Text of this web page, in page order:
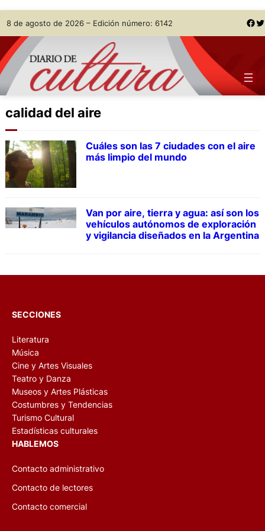
Skip
to
content
8 de agosto de 2026 – Edición número: 6142 Facebook Twitter
calidad del aire
Cuáles son las 7 ciudades con el aire
más limpio del mundo
Van por aire, tierra y agua: así son los
vehículos autónomos de exploración
y vigilancia diseñados en la Argentina
SECCIONES
Literatura
Música
Cine y Artes Visuales
Teatro y Danza
Museos y Artes Plásticas
Costumbres y Tendencias
Turismo Cultural
Estadísticas culturales
HABLEMOS
Contacto administrativo
Contacto de lectores
Contacto comercial